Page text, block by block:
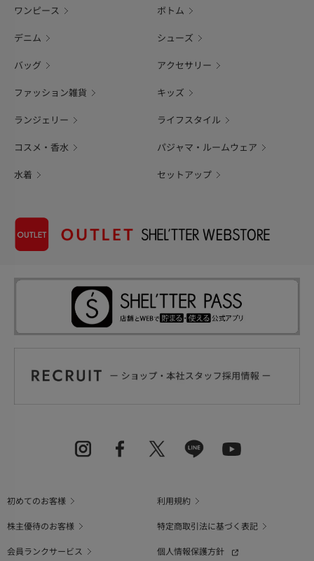
ワンピース ボトム
デニム シューズ
バッグ アクセサリー
ファッション雑貨 キッズ
ランジェリー ライフスタイル
コスメ・香水 パジャマ・ルームウェア
水着 セットアップ
初めてのお客様
利用規約
株主優待のお客様
特定商取引法に基づく表記
会員ランクサービス
個人情報保護方針